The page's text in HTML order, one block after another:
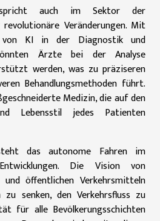
auch im Sektor der
revolutionäre Veränderungen. Mit
von KI in der Diagnostik und
Ärzte bei der Analyse
werden, was zu präziseren
Behandlungsmethoden führt.
Medizin, die auf den
Lebensstil jedes Patienten
das autonome Fahren im
Die Vision von
öffentlichen Verkehrsmitteln
zu senken, den Verkehrsfluss zu
für alle Bevölkerungsschichten